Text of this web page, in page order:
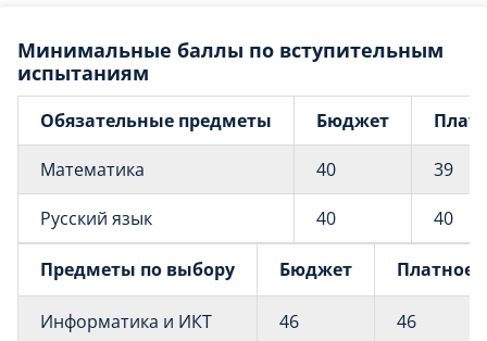
Минимальные баллы по вступительным
испытаниям
Обязательные предметы Бюджет
Математика 40 39
Русский язык 40 40
Предметы по выбору Бюджет Платное
Информатика и ИКТ 46 46